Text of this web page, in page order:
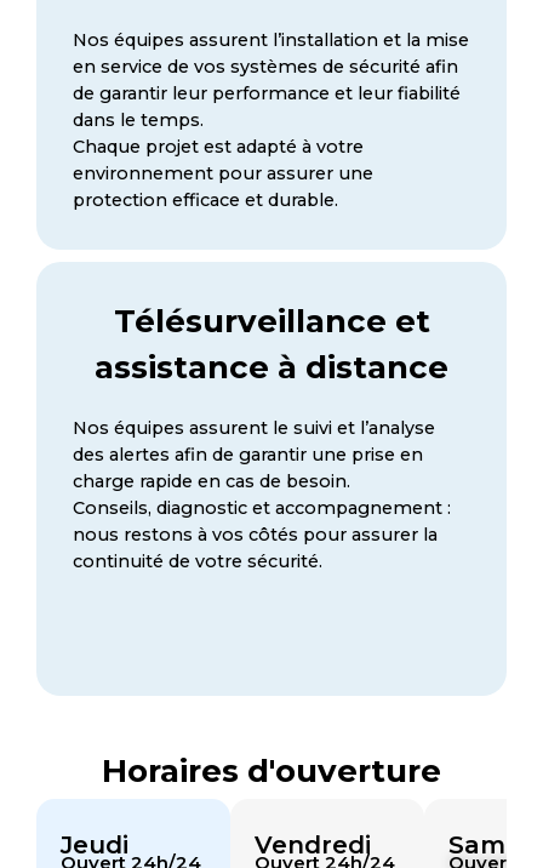
Nos équipes assurent l’installation et la mise
en service de vos systèmes de sécurité afin
de garantir leur performance et leur fiabilité
dans le temps.
Chaque projet est adapté à votre
environnement pour assurer une
protection efficace et durable.
Télésurveillance et
assistance à distance
Nos équipes assurent le suivi et l’analyse
des alertes afin de garantir une prise en
charge rapide en cas de besoin.
Conseils, diagnostic et accompagnement :
nous restons à vos côtés pour assurer la
continuité de votre sécurité.
Horaires d'ouverture
Jeudi
Ouvert 24h/24
Vendredi
Ouvert 24h/24
Samedi
Ouvert